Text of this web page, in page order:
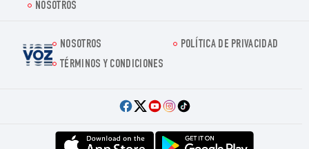
NOSOTROS
Voz.us
NOSOTROS
POLÍTICA DE PRIVACIDAD
TÉRMINOS Y CONDICIONES